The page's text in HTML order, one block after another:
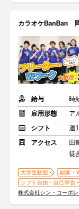
カラオケBanBan
給与
雇用形態
ア
シフト
週
アクセス
田
徒
大学生歓迎 副業・
シフト自由・自己申告
株式会社シン・コーポ